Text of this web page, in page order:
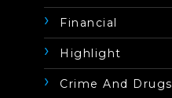
Financial
Highlight
Crime And Drugs